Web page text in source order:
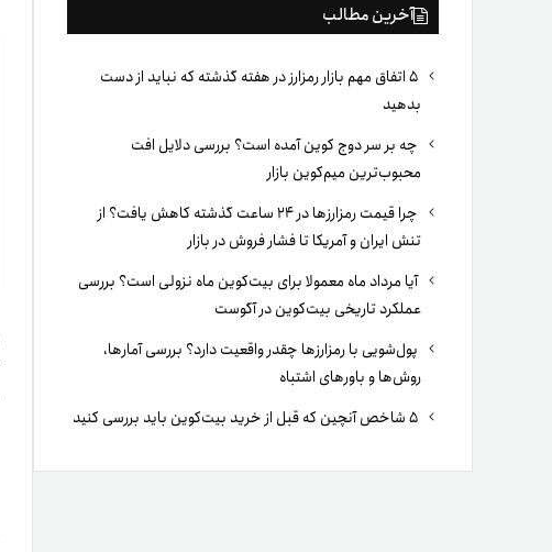
آخرین مطالب
۵ اتفاق مهم بازار رمزارز در هفته گذشته که نباید از دست
بدهید
چه بر سر دوج کوین آمده است؟ بررسی دلایل افت
محبوب‌ترین میم‌کوین بازار
چرا قیمت رمزارزها در ۲۴ ساعت گذشته کاهش یافت؟ از
تنش ایران و آمریکا تا فشار فروش در بازار
آیا مرداد ماه معمولا برای بیت‌کوین ماه نزولی است؟ بررسی
عملکرد تاریخی بیت‌کوین در آگوست
پول‌شویی با رمزارزها چقدر واقعیت دارد؟ بررسی آمارها،
روش‌ها و باورهای اشتباه